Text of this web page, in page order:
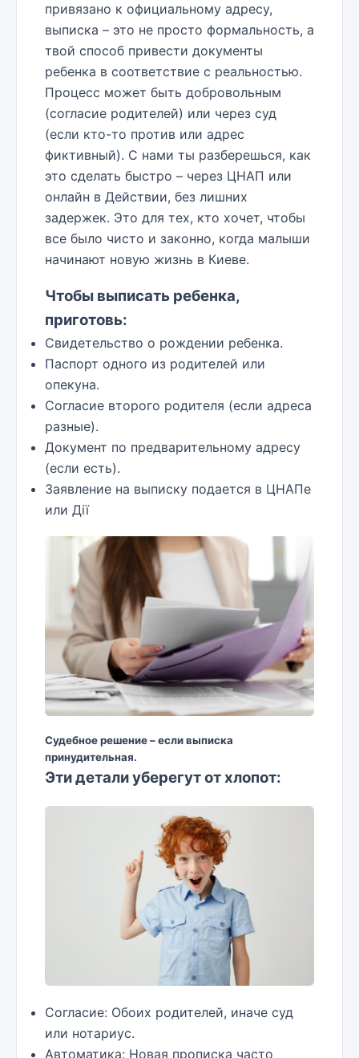
привязано к официальному адресу,
выписка – это не просто формальность, а
твой способ привести документы
ребенка в соответствие с реальностью.
Процесс может быть добровольным
(согласие родителей) или через суд
(если кто-то против или адрес
фиктивный). С нами ты разберешься, как
это сделать быстро – через ЦНАП или
онлайн в Действии, без лишних
задержек. Это для тех, кто хочет, чтобы
все было чисто и законно, когда малыши
начинают новую жизнь в Киеве.
Чтобы выписать ребенка,
приготовь:
Свидетельство о рождении ребенка.
Паспорт одного из родителей или
опекуна.
Согласие второго родителя (если адреса
разные).
Документ по предварительному адресу
(если есть).
Заявление на выписку подается в ЦНАПе
или Дії
Судебное решение – если выписка
принудительная.
Эти детали уберегут от хлопот:
Согласие: Обоих родителей, иначе суд
или нотариус.
Автоматика: Новая прописка часто